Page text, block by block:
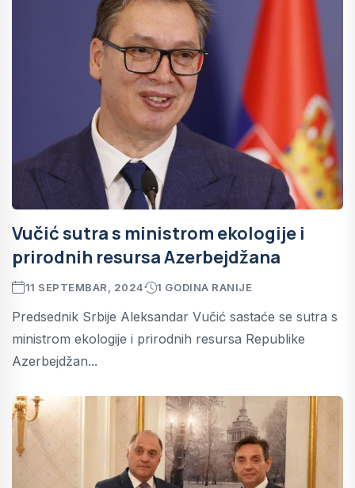
Vučić sutra s ministrom ekologije i
prirodnih resursa Azerbejdžana
11 SEPTEMBAR, 2024 1 GODINA RANIJE
Predsednik Srbije Aleksandar Vučić sastaće se sutra s
ministrom ekologije i prirodnih resursa Republike
Azerbejdžan...